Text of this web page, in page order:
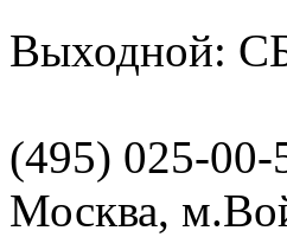
Выходной:
(495) 025-00-
Москва,